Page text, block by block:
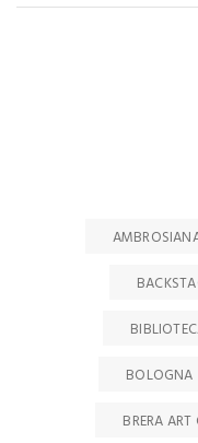
BOLOGNA
BRERA ART